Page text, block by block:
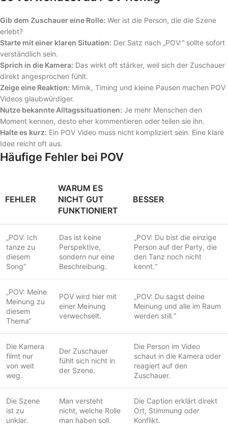
Gib dem Zuschauer eine Rolle: Wer ist die Person, die die Szene
erlebt?
Starte mit einer klaren Situation: Der Satz nach „POV:“ sollte sofort
verständlich sein.
Sprich in die Kamera: Das wirkt oft stärker, weil sich der Zuschauer
direkt angesprochen fühlt.
Zeige eine Reaktion: Mimik, Timing und kleine Pausen machen POV
Videos glaubwürdiger.
Nutze bekannte Alltagssituationen: Je mehr Menschen den
Moment kennen, desto eher kommentieren oder teilen sie ihn.
Halte es kurz: Ein POV Video muss nicht kompliziert sein. Eine klare
Idee reicht oft aus.
Häufige Fehler bei POV
FEHLER
WARUM ES
NICHT GUT
FUNKTIONIERT
BESSER
„POV: Ich
tanze zu
diesem
Song“
Das ist keine
Perspektive,
sondern nur eine
Beschreibung.
„POV: Du bist die einzige
Person auf der Party, die
den Tanz noch nicht
kennt.“
„POV: Meine
Meinung zu
diesem
Thema“
POV wird hier mit
einer Meinung
verwechselt.
„POV: Du sagst deine
Meinung und alle im Raum
werden still.“
Die Kamera
filmt nur
von weit
weg.
Der Zuschauer
fühlt sich nicht in
der Szene.
Die Person im Video
schaut in die Kamera oder
reagiert auf den
Zuschauer.
Die Szene
ist zu
unklar.
Man versteht
nicht, welche Rolle
man haben soll.
Die Caption erklärt direkt
Ort, Stimmung oder
Konflikt.